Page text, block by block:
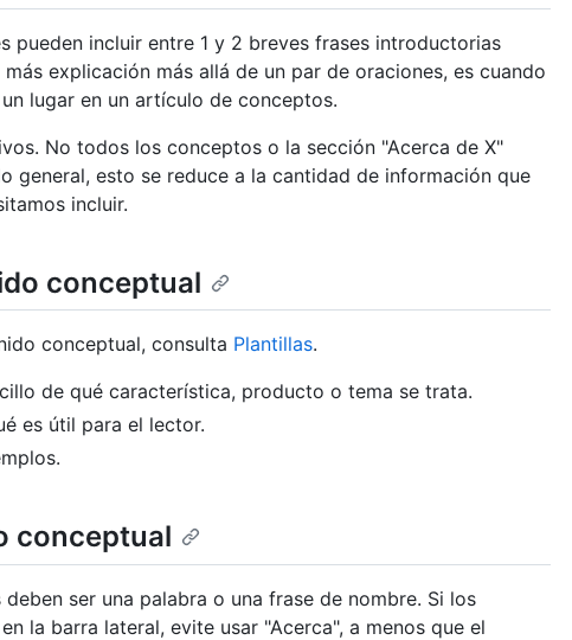
pueden incluir entre 1 y 2 breves frases introductorias
explicación más allá de un par de oraciones, es cuando
lugar en un artículo de conceptos.
No todos los conceptos o la sección "Acerca de X"
general, esto se reduce a la cantidad de información que
incluir.
conceptual
conceptual, consulta Plantillas.
de qué característica, producto o tema se trata.
es útil para el lector.
conceptual
ser una palabra o una frase de nombre. Si los
la barra lateral, evite usar "Acerca", a menos que el